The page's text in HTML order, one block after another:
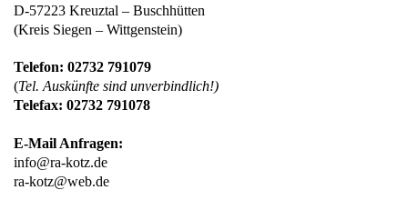
D-57223 Kreuztal – Buschhütten
(Kreis Siegen – Wittgenstein)
Telefon: 02732 791079
(Tel. Auskünfte sind unverbindlich!)
Telefax: 02732 791078
E-Mail Anfragen:
info@ra-kotz.de
ra-kotz@web.de